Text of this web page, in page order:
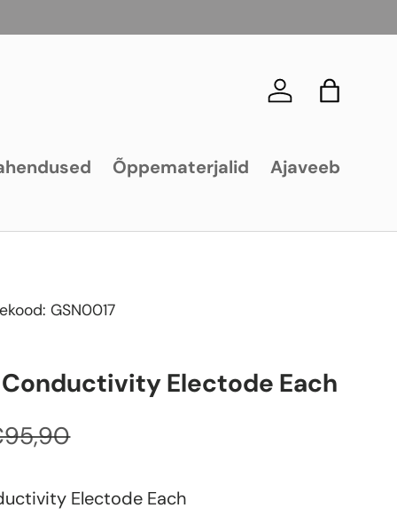
Logi sisse
Kott
Õppematerjalid Ajaveeb
GSN0017
Electode Each
Electode Each